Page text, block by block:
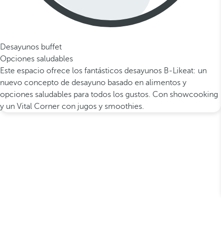
Desayunos buffet
Opciones saludables
Este espacio ofrece los fantásticos desayunos B-Likeat: un
nuevo concepto de desayuno basado en alimentos y
opciones saludables para todos los gustos. Con showcooking
y un Vital Corner con jugos y smoothies.